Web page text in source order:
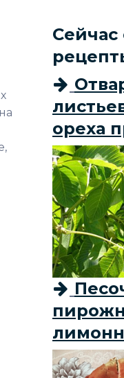
Сейчас
ореха